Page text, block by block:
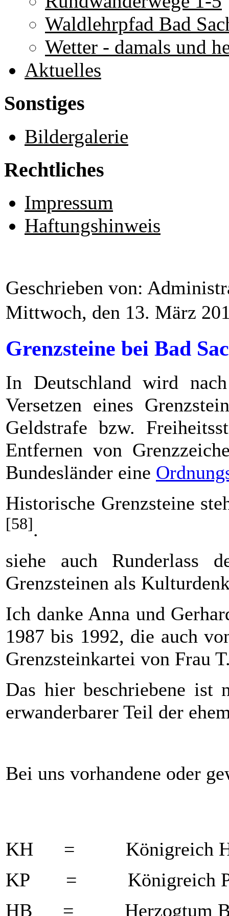
Waldlehrpfad Bad
Wetter - damals und
Aktuelles
Sonstiges
Bildergalerie
Rechtliches
Impressum
Haftungshinweis
Geschrieben von:
Mittwoch, den 13. März
Grenzsteine bei Bad
In Deutschland wird
Versetzen eines
Geldstrafe bzw.
Entfernen von
Bundesländer eine
Historische Grenzsteine
[58].
siehe auch Runderlass
Grenzsteinen als
Ich danke Anna und
1987 bis 1992, die auch
Grenzsteinkartei von Frau
Das hier beschriebene ist
erwanderbarer Teil der
Bei uns vorhandene oder
KH = Königreich
KP = Königreich
HB = Herzogtum